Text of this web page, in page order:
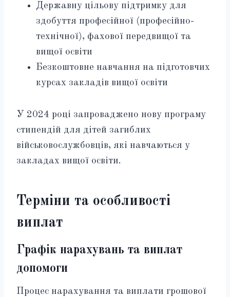
Державну цільову підтримку для
здобуття професійної (професійно-
технічної), фахової передвищої та
вищої освіти
Безкоштовне навчання на підготовчих
курсах закладів вищої освіти
У 2024 році запроваджено нову програму
стипендій для дітей загиблих
військовослужбовців, які навчаються у
закладах вищої освіти.
Терміни та особливості
виплат
Графік нарахувань та виплат
допомоги
Процес нарахування та виплати грошової